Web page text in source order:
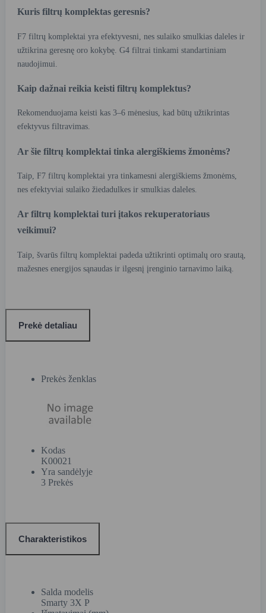
Kuris filtrų komplektas geresnis?
F7 filtrų komplektai yra efektyvesni, nes sulaiko smulkias daleles ir
užtikrina geresnę oro kokybę. G4 filtrai tinkami standartiniam
naudojimui.
Kaip dažnai reikia keisti filtrų komplektus?
Rekomenduojama keisti kas 3–6 mėnesius, kad būtų užtikrintas
efektyvus filtravimas.
Ar šie filtrų komplektai tinka alergiškiems žmonėms?
Taip, F7 filtrų komplektai yra tinkamesni alergiškiems žmonėms,
nes efektyviai sulaiko žiedadulkes ir smulkias daleles.
Ar filtrų komplektai turi įtakos rekuperatoriaus
veikimui?
Taip, švarūs filtrų komplektai padeda užtikrinti optimalų oro srautą,
mažesnes energijos sąnaudas ir ilgesnį įrenginio tarnavimo laiką.
Prekė detaliau
Prekės ženklas
Kodas
K00021
Yra sandėlyje
3 Prekės
Charakteristikos
Salda modelis
Smarty 3X P